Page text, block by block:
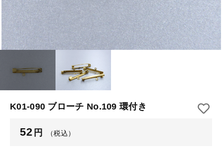
K01-090 ブローチ No.109 環付き
52 円 （税込）
カートを確認する
【メッキ付】 ブローチ台
【はめこみパーツ】 銅板
【はめこみパーツ】 アルミ板
【はめこみパーツ】 アミ
【表金具】 皿・ミール皿
【表金具】 浅皿
【はめこみパーツ】 アルミ板
【はめこみパーツ】 アミ
【表金具】 皿・ミール皿
【表金具】 浅皿
【表金具】 押皿・挽物
価格帯
～
在庫あり セール